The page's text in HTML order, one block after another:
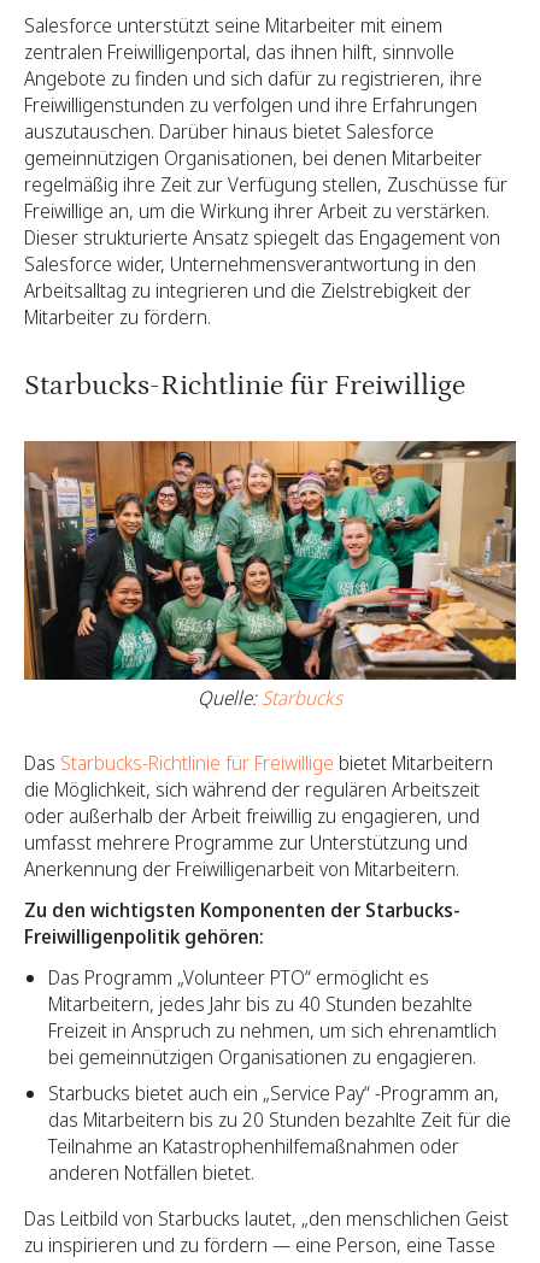
Salesforce unterstützt seine Mitarbeiter mit einem
zentralen Freiwilligenportal, das ihnen hilft, sinnvolle
Angebote zu finden und sich dafür zu registrieren, ihre
Freiwilligenstunden zu verfolgen und ihre Erfahrungen
auszutauschen. Darüber hinaus bietet Salesforce
gemeinnützigen Organisationen, bei denen Mitarbeiter
regelmäßig ihre Zeit zur Verfügung stellen, Zuschüsse für
Freiwillige an, um die Wirkung ihrer Arbeit zu verstärken.
Dieser strukturierte Ansatz spiegelt das Engagement von
Salesforce wider, Unternehmensverantwortung in den
Arbeitsalltag zu integrieren und die Zielstrebigkeit der
Mitarbeiter zu fördern.
Starbucks-Richtlinie für Freiwillige
Quelle:Starbucks
Das Starbucks-Richtlinie für Freiwillige bietet Mitarbeitern
die Möglichkeit, sich während der regulären Arbeitszeit
oder außerhalb der Arbeit freiwillig zu engagieren, und
umfasst mehrere Programme zur Unterstützung und
Anerkennung der Freiwilligenarbeit von Mitarbeitern.
Zu den wichtigsten Komponenten der Starbucks-
Freiwilligenpolitik gehören:
Das Programm „Volunteer PTO“ ermöglicht es
Mitarbeitern, jedes Jahr bis zu 40 Stunden bezahlte
Freizeit in Anspruch zu nehmen, um sich ehrenamtlich
bei gemeinnützigen Organisationen zu engagieren.
Starbucks bietet auch ein „Service Pay“ -Programm an,
das Mitarbeitern bis zu 20 Stunden bezahlte Zeit für die
Teilnahme an Katastrophenhilfemaßnahmen oder
anderen Notfällen bietet.
Das Leitbild von Starbucks lautet, „den menschlichen Geist
zu inspirieren und zu fördern — eine Person, eine Tasse